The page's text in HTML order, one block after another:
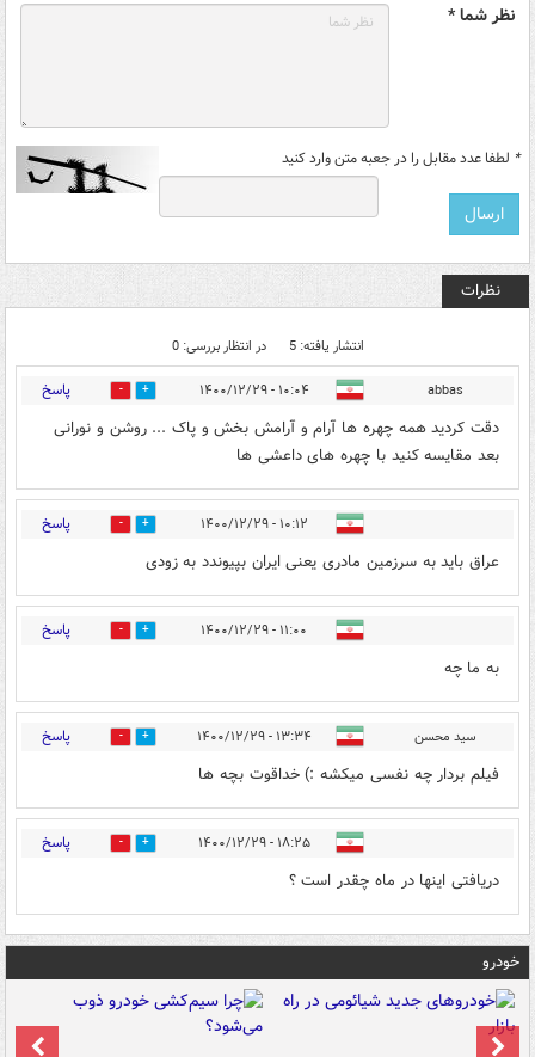
نظر شما *
* لطفا عدد مقابل را در جعبه متن وارد کنید
نظرات
انتشار یافته: 5 در انتظار بررسی: 0
abbas ۱۰:۰۴ - ۱۴۰۰/۱۲/۲۹ 11 پاسخ
دقت کردید همه چهره ها آرام و آرامش بخش و پاک ... روشن و نورانی
بعد مقایسه کنید با چهره های داعشی ها
۱۰:۱۲ - ۱۴۰۰/۱۲/۲۹ 12 پاسخ
عراق باید به سرزمین مادری یعنی ایران بپیوندد به زودی
۱۱:۰۰ - ۱۴۰۰/۱۲/۲۹ 4 پاسخ
به ما چه
سید محسن ۱۳:۳۴ - ۱۴۰۰/۱۲/۲۹ 4 پاسخ
فیلم بردار چه نفسی میکشه :) خداقوت بچه ها
۱۸:۲۵ - ۱۴۰۰/۱۲/۲۹ 0 پاسخ
دریافتی اینها در ماه چقدر است ؟
خودرو